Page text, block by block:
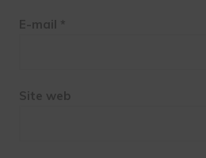
E-mail *
Site web